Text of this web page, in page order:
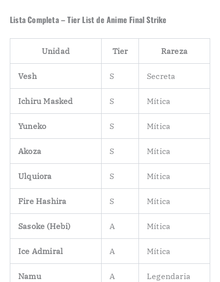
Lista Completa – Tier List de Anime Final Strike
Unidad Tier Rareza
Vesh S Secreta
Ichiru Masked S Mítica
Yuneko S Mítica
Akoza S Mítica
Ulquiora S Mítica
Fire Hashira S Mítica
Sasoke (Hebi) A Mítica
Ice Admiral A Mítica
Namu A Legendaria